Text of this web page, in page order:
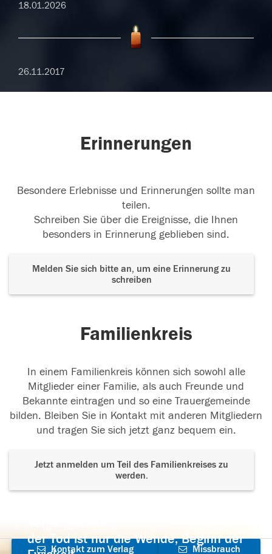
18.01.2026
26.11.2017
Erinnerungen
Besondere Erlebnisse und Erinnerungen sollte man
teilen.
Schreiben Sie über die Ereignisse, die Ihnen
besonders in Erinnerung geblieben sind.
Melden Sie sich bitte an, um eine Erinnerung zu
schreiben
Familienkreis
In einem Familienkreis können sich sowohl alle
Mitglieder einer Familie, als auch Freunde und
Bekannte eintragen und so eine Trauergemeinde
bilden. Bleiben Sie in Kontakt mit anderen Mitgliedern
und tragen Sie sich jetzt ganz bequem ein.
Jetzt anmelden um Teil des Familienkreises zu
werden.
der Tod ist nur die Wende, Beginn der
Kontakt zum Verlag Missbrauch